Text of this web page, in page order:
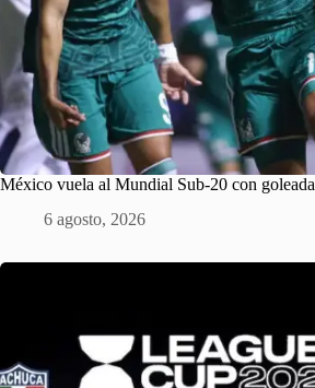
México vuela al Mundial Sub-20 con goleada
6 agosto, 2026